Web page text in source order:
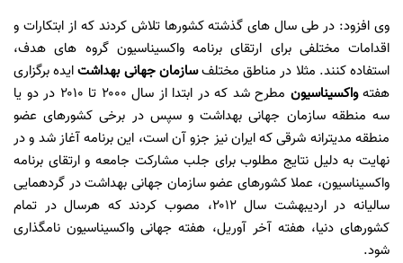
وی افزود: در طی سال های گذشته کشورها تلاش کردند که از ابتکارات و
اقدامات مختلفی برای ارتقای برنامه واکسیناسیون گروه های هدف،
استفاده کنند. مثلا در مناطق مختلفسازمان جهانی بهداشتایده برگزاری
هفتهواکسیناسیون
مطرح شد که در ابتدا از سال ۲۰۰۰ تا ۲۰۱۰ در دو یا
سه منطقه سازمان جهانی بهداشت و سپس در برخی کشورهای عضو
منطقه مدیترانه شرقی که ایران نیز جزو آن است، این برنامه آغاز شد و در
نهایت به دلیل نتایج مطلوب برای جلب مشارکت جامعه و ارتقای برنامه
واکسیناسیون، عملا کشورهای عضو سازمان جهانی بهداشت در گردهمایی
سالیانه در اردیبهشت سال ۲۰۱۲، مصوب کردند که هرسال در تمام
کشورهای دنیا، هفته آخر آوریل، هفته جهانی واکسیناسیون نامگذاری
شود.